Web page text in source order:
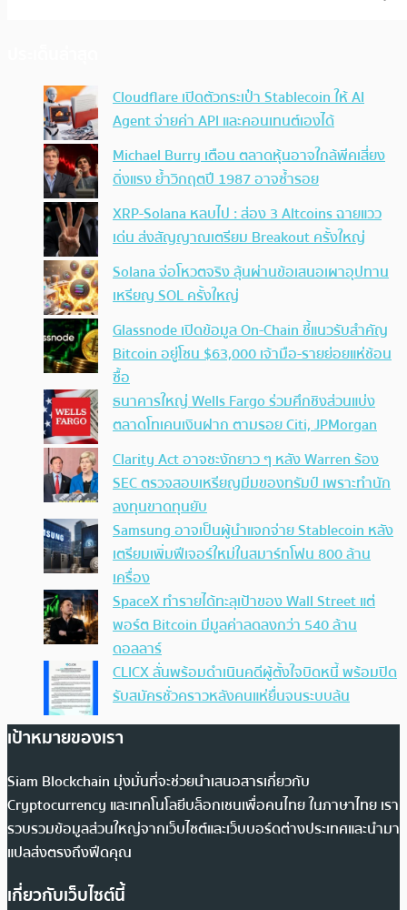
Cloudflare เปิดตัวกระเป๋า Stablecoin ให้ AI
Agent จ่ายค่า API และคอนเทนต์เองได้
Michael Burry เตือน ตลาดหุ้นอาจใกล้พีคเสี่ยง
ดิ่งแรง ย้ำวิกฤตปี 1987 อาจซ้ำรอย
XRP-Solana หลบไป : ส่อง 3 Altcoins ฉายแวว
เด่น ส่งสัญญาณเตรียม Breakout ครั้งใหญ่
Solana จ่อโหวตจริง ลุ้นผ่านข้อเสนอเผาอุปทาน
เหรียญ SOL ครั้งใหญ่
Glassnode เปิดข้อมูล On-Chain ชี้แนวรับสำคัญ
Bitcoin อยู่โซน $63,000 เจ้ามือ-รายย่อยแห่ช้อน
ซื้อ
ธนาคารใหญ่ Wells Fargo ร่วมศึกชิงส่วนแบ่ง
ตลาดโทเคนเงินฝาก ตามรอย Citi, JPMorgan
Clarity Act อาจชะงักยาว ๆ หลัง Warren ร้อง
SEC ตรวจสอบเหรียญมีมของทรัมป์ เพราะทำนัก
ลงทุนขาดทุนยับ
Samsung อาจเป็นผู้นำแจกจ่าย Stablecoin หลัง
เตรียมเพิ่มฟีเจอร์ใหม่ในสมาร์ทโฟน 800 ล้าน
เครื่อง
SpaceX ทำรายได้ทะลุเป้าของ Wall Street แต่
พอร์ต Bitcoin มีมูลค่าลดลงกว่า 540 ล้าน
ดอลลาร์
CLICX ลั่นพร้อมดำเนินคดีผู้ตั้งใจบิดหนี้ พร้อมปิด
รับสมัครชั่วคราวหลังคนแห่ยื่นจนระบบล้น
เป้าหมายของเรา
Siam Blockchain มุ่งมั่นที่จะช่วยนำเสนอสารเกี่ยวกับ
Cryptocurrency และเทคโนโลยีบล็อกเชนเพื่อคนไทย ในภาษาไทย เรา
รวบรวมข้อมูลส่วนใหญ่จากเว็บไซต์และเว็บบอร์ดต่างประเทศและนำมา
แปลส่งตรงถึงฟีดคุณ
เกี่ยวกับเว็บไซต์นี้